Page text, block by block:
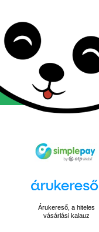
Árukereső, a hiteles
vásárlási kalauz